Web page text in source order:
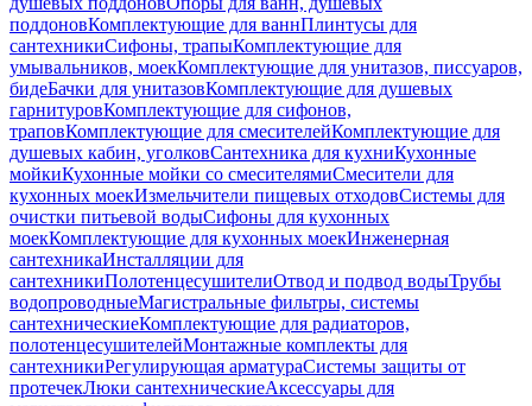
поддоновКомплектующие для ваннПлинтусы для
сантехникиСифоны, трапыКомплектующие для
умывальников, моекКомплектующие для унитазов, писсуаров,
бидеБачки для унитазовКомплектующие для душевых
гарнитуровКомплектующие для сифонов,
траповКомплектующие для смесителейКомплектующие для
душевых кабин, уголковСантехника для кухниКухонные
мойкиКухонные мойки со смесителямиСмесители для
кухонных моекИзмельчители пищевых отходовСистемы для
очистки питьевой водыСифоны для кухонных
моекКомплектующие для кухонных моекИнженерная
сантехникаИнсталляции для
сантехникиПолотенцесушителиОтвод и подвод водыТрубы
водопроводныеМагистральные фильтры, системы
сантехническиеКомплектующие для радиаторов,
полотенцесушителейМонтажные комплекты для
сантехникиРегулирующая арматураСистемы защиты от
протечекЛюки сантехническиеАксессуары для